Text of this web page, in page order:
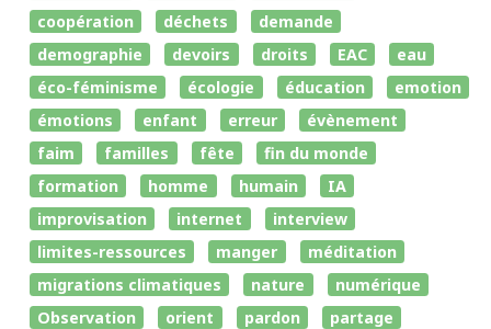
coopération
déchets
demande
demographie
devoirs droits EAC
eau
éco-féminisme
écologie éducation
emotion
émotions
enfant erreur
évènement
faim
familles fête
fin du monde
formation
homme humain
IA
improvisation
internet
interview
limites-ressources
manger
méditation
migrations climatiques
nature
numérique
Observation
orient pardon
partage